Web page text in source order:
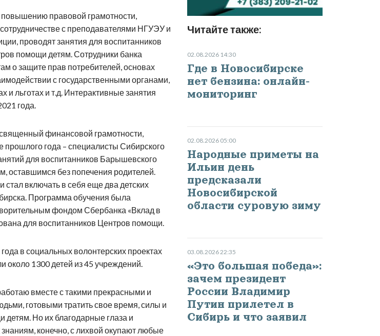
повышению правовой грамотности,
с преподавателями НГУЭУ и
проводят занятия для воспитанников
помощи детям. Сотрудники банка
о защите прав потребителей, основах
с государственными органами,
и льготах и т.д. Интерактивные занятия
года.
финансовой грамотности,
прошлого года – специалисты Сибирского
для воспитанников Барышевского
оставшимся без попечения родителей.
стал включать в себя еще два детских
Программа обучения была
фондом Сбербанка «Вклад в
для воспитанников Центров помощи.
в социальных волонтерских проектах
около 1300 детей из 45 учреждений.
вместе с такими прекрасными и
готовыми тратить свое время, силы и
детям. Но их благодарные глаза и
знаниям, конечно, с лихвой окупают любые
Читайте также:
02.08.2026 14:30
Где в Новосибирске
нет бензина: онлайн-
мониторинг
02.08.2026 05:00
Народные приметы на
Ильин день
предсказали
Новосибирской
области суровую зиму
03.08.2026 22:35
«Это большая победа»:
зачем президент
России Владимир
Путин прилетел в
Сибирь и что заявил